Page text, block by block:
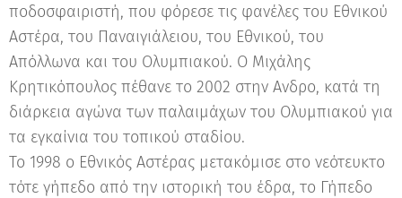
ποδοσφαιριστή, που φόρεσε τις φανέλες του Εθνικού
Αστέρα, του Παναιγιάλειου, του Εθνικού, του
Απόλλωνα και του Ολυμπιακού. Ο Μιχάλης
Κρητικόπουλος πέθανε το 2002 στην Ανδρο, κατά τη
διάρκεια αγώνα των παλαιμάχων του Ολυμπιακού για
τα εγκαίνια του τοπικού σταδίου.
Το 1998 ο Εθνικός Αστέρας μετακόμισε στο νεότευκτο
τότε γήπεδο από την ιστορική του έδρα, το Γήπεδο